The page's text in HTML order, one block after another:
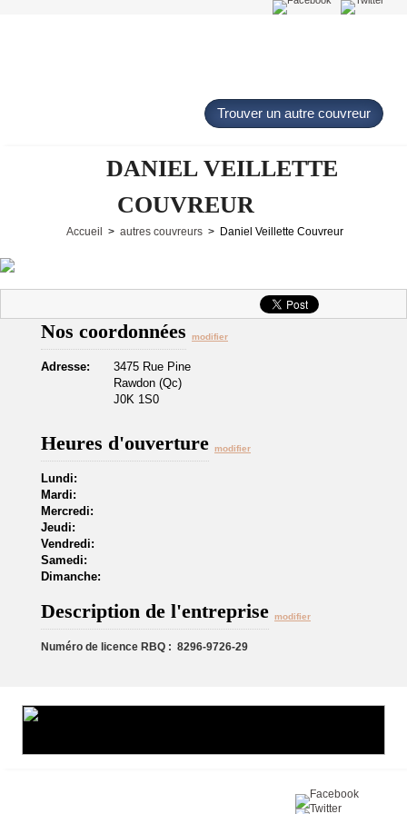
Trouver un autre couvreur
DANIEL VEILLETTE
COUVREUR
Accueil > autres couvreurs > Daniel Veillette Couvreur
Nos coordonnées modifier
Adresse:
3475 Rue Pine
Rawdon (Qc)
J0K 1S0
Heures d'ouverture modifier
Lundi:
Mardi:
Mercredi:
Jeudi:
Vendredi:
Samedi:
Dimanche:
Description de l'entreprise modifier
Numéro de licence RBQ : 8296-9726-29